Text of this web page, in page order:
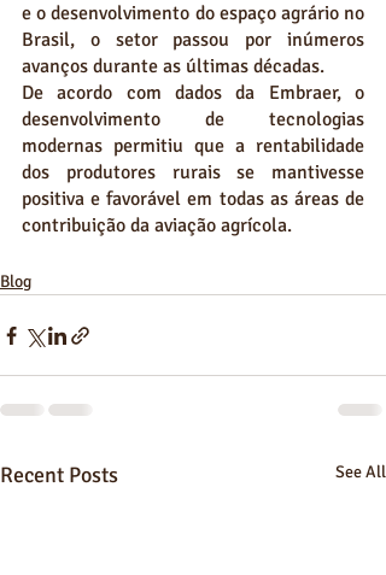
e o desenvolvimento do espaço agrário no
Brasil, o setor passou por inúmeros
avanços durante as últimas décadas.
De acordo com dados da Embraer, o
desenvolvimento de tecnologias
modernas permitiu que a rentabilidade
dos produtores rurais se mantivesse
positiva e favorável em todas as áreas de
contribuição da aviação agrícola.
Blog
Recent Posts See All